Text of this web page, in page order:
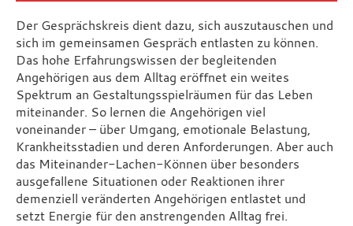
Der Gesprächskreis dient dazu, sich auszutauschen und
sich im gemeinsamen Gespräch entlasten zu können.
Das hohe Erfahrungswissen der begleitenden
Angehörigen aus dem Alltag eröffnet ein weites
Spektrum an Gestaltungsspielräumen für das Leben
miteinander. So lernen die Angehörigen viel
voneinander – über Umgang, emotionale Belastung,
Krankheitsstadien und deren Anforderungen. Aber auch
das Miteinander-Lachen-Können über besonders
ausgefallene Situationen oder Reaktionen ihrer
demenziell veränderten Angehörigen entlastet und
setzt Energie für den anstrengenden Alltag frei.